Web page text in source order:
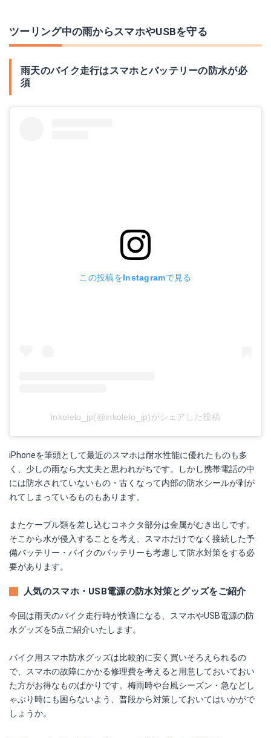
ツーリング中の雨からスマホやUSBを守る
雨天のバイク走行はスマホとバッテリーの防水が必
須
この投稿をInstagramで見る
inkolelo_jp(@inkolelo_jp)がシェアした投稿
iPhoneを筆頭として最近のスマホは耐水性能に優れたものも多
く、少しの雨なら大丈夫と思われがちです。しかし携帯電話の中
には防水されていないもの・古くなって内部の防水シールが剥が
れてしまっているものもあります。
またケーブル類を差し込むコネクタ部分は金属がむき出しです。
そこから水が侵入することを考え、スマホだけでなく接続した予
備バッテリー・バイクのバッテリーも考慮して防水対策をする必
要があります。
人気のスマホ・USB電源の防水対策とグッズをご紹介
今回は雨天のバイク走行時が快適になる、スマホやUSB電源の防
水グッズを5点ご紹介いたします。
バイク用スマホ防水グッズは比較的に安く買いそろえられるの
で、スマホの故障にかかる修理費を考えると用意しておいておい
た方がお得なものばかりです。梅雨時や台風シーズン・急などし
ゃぶり時にも困らないよう、普段から対策しておいてはいかがで
しょうか。